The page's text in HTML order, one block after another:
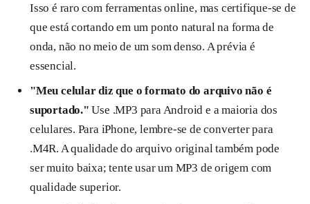
Isso é raro com ferramentas online, mas certifique-se de
que está cortando em um ponto natural na forma de
onda, não no meio de um som denso. A prévia é
essencial.
"Meu celular diz que o formato do arquivo não é
suportado." Use .MP3 para Android e a maioria dos
celulares. Para iPhone, lembre-se de converter para
.M4R. A qualidade do arquivo original também pode
ser muito baixa; tente usar um MP3 de origem com
qualidade superior.